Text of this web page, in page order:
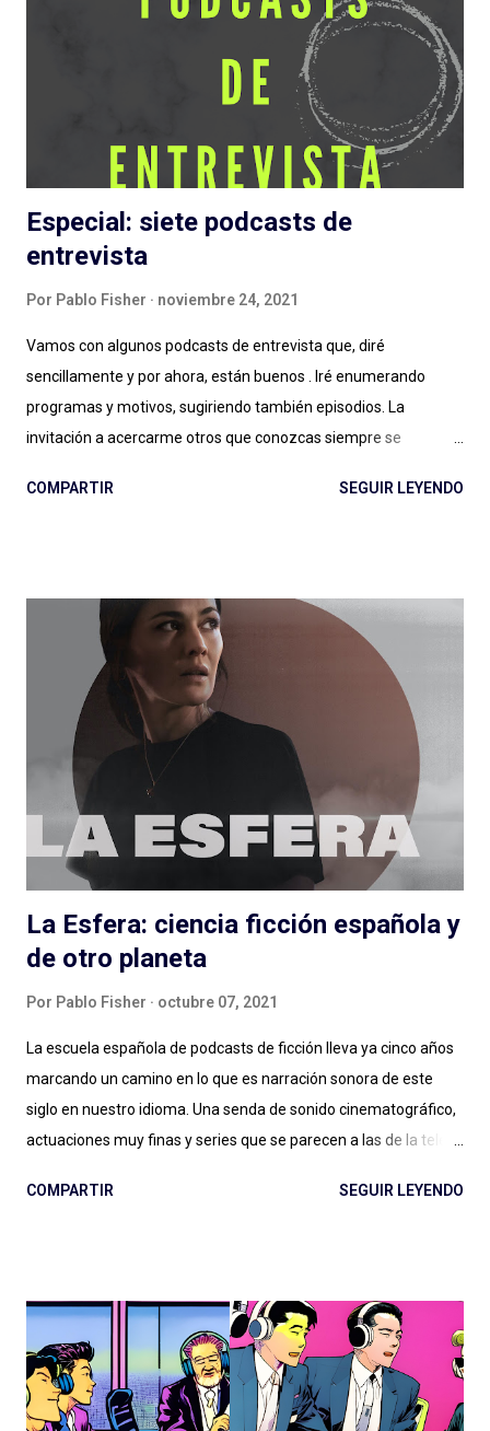
cometer. Escuchar: Web , Spotify , otras . Episodio 1: La Plaga
Me chocó de entrada que sea otra serie de ficción sobre
pandemias . Siento que necesitamos un respiro (de la
pandemia en la vida, primero, y del tema en general) en cuanto
Especial: siete podcasts de
entrevista
Por Pablo Fisher noviembre 24, 2021
Vamos con algunos podcasts de entrevista que, diré
sencillamente y por ahora, están buenos . Iré enumerando
programas y motivos, sugiriendo también episodios. La
invitación a acercarme otros que conozcas siempre se
se puede llegar a un podcast por la persona entrevistada, por
entrevista con dos hosts que hablan mucho puede salir bien? Si
escuchan, si preguntan, hacen reír, hacen pensar y logran
meter en zona sillón a todas las personas que pasan por el
ciclo, funciona muy bien lo que hacen Alejandro Cardona y
Sebastián Rojas en este podcast que parece de conversación
pero (por suerte) no lo es. Muchos minutos de entrevista
condensados en alrededor de una hora (y monedas) con
personas que podés conocer de una cosa y nos hablan de otra,
de una muy...
COMPARTIR SEGUIR LEYENDO
La Esfera: ciencia ficción española y
de otro planeta
Por Pablo Fisher octubre 07, 2021
La escuela española de podcasts de ficción lleva ya cinco años
marcando un camino en lo que es narración sonora de este
siglo en nuestro idioma. Una senda de sonido cinematográfico,
actuaciones muy finas y series que se parecen a las de la tele
Apagón en adelante. Ese nivel presupuestario, esa dedicación
del viejo radioteatro. En ese rumbo, La Esfera es la gran
superproducción que entregó Podium Podcast este año, con
una historia (nuevamente) de ciencia ficción que retoma un
tema clásico del género: los OVNIs, la presencia extraterrestre
COMPARTIR SEGUIR LEYENDO